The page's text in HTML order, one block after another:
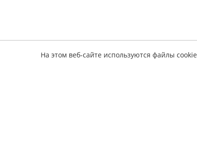
На этом веб-сайте используются файлы